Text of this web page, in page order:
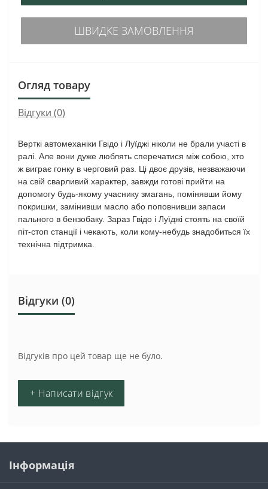
ШВИДКЕ ЗАМОВЛЕННЯ
Огляд товару
Відгуки (0)
Верткі автомеханіки Гвідо і Луїджі ніколи не брали участі в
ралі. Але вони дуже люблять сперечатися між собою, хто
ж виграє гонку в черговий раз. Ці двоє друзів, незважаючи
на свій сварливий характер, завжди готові прийти на
допомогу будь-якому учаснику змагань, помінявши йому
покришки, замінивши масло або поповнивши запаси
пального в бензобаку. Зараз Гвідо і Луїджі стоять на своїй
піт-стоп станції і чекають, коли кому-небудь знадобиться їх
технічна підтримка.
Відгуки (0)
Відгуків про цей товар ще не було.
+ Написати відгук
Інформація